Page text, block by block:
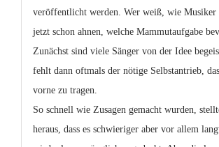
veröffentlicht werden. Wer weiß, wie Musiker
jetzt schon ahnen, welche Mammutaufgabe
Zunächst sind viele Sänger von der Idee
fehlt dann oftmals der nötige Selbstantrieb,
vorne zu tragen.
So schnell wie Zusagen gemacht wurden,
heraus, dass es schwieriger aber vor allem